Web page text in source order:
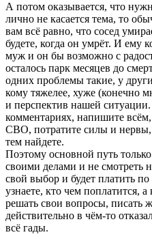
А потом оказывается, что
лично не касается тема, то
вам всё равно, что сосед
будете, когда он умрёт. И ему
муж и он бы возможно с
осталось парк месяцев до
одних проблемы такие, у
кому тяжелее, хуже (конечно
и перспектив нашей ситуации.
комментариях, напишите
СВО, потратите силы и нервы,
тем найдете.
Поэтому основной путь
своими делами и не смотреть
свой выбор и будет платить
узнаете, кто чем поплатится,
решать свои вопросы, писать
действительно в чём-то
всё гады.